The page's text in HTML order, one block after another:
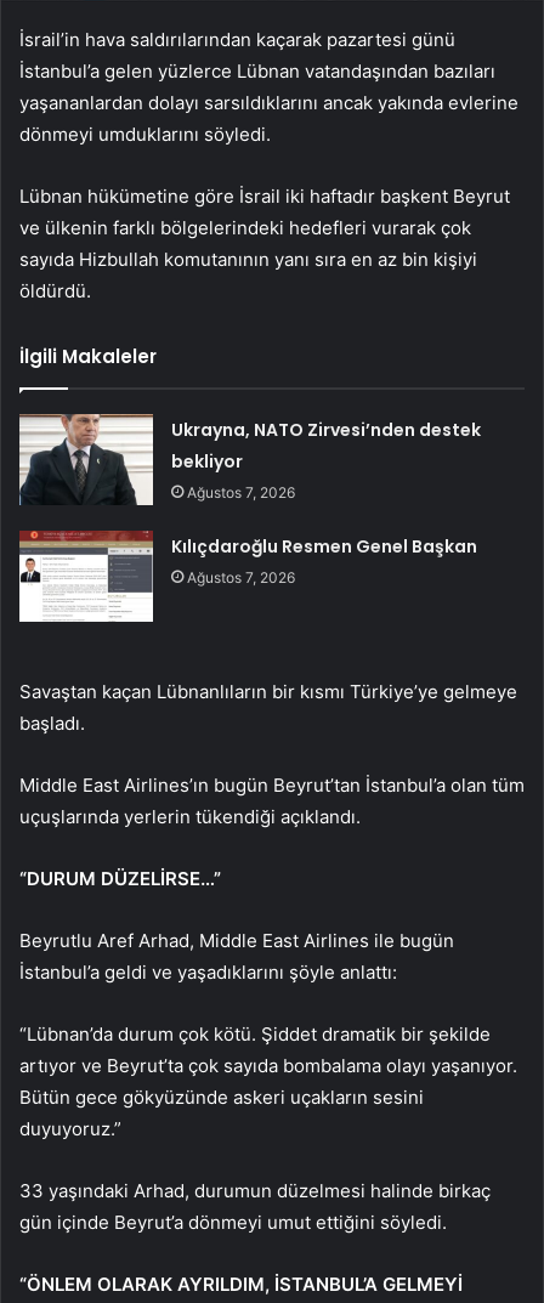
İsrail’in hava saldırılarından kaçarak pazartesi günü
İstanbul’a gelen yüzlerce Lübnan vatandaşından bazıları
yaşananlardan dolayı sarsıldıklarını ancak yakında evlerine
dönmeyi umduklarını söyledi.
Lübnan hükümetine göre İsrail iki haftadır başkent Beyrut
ve ülkenin farklı bölgelerindeki hedefleri vurarak çok
sayıda Hizbullah komutanının yanı sıra en az bin kişiyi
öldürdü.
İlgili Makaleler
Ukrayna, NATO Zirvesi’nden destek
bekliyor
Ağustos 7, 2026
Kılıçdaroğlu Resmen Genel Başkan
Ağustos 7, 2026
Savaştan kaçan Lübnanlıların bir kısmı Türkiye’ye gelmeye
başladı.
Middle East Airlines’ın bugün Beyrut’tan İstanbul’a olan tüm
uçuşlarında yerlerin tükendiği açıklandı.
“DURUM DÜZELİRSE…”
Beyrutlu Aref Arhad, Middle East Airlines ile bugün
İstanbul’a geldi ve yaşadıklarını şöyle anlattı:
“Lübnan’da durum çok kötü. Şiddet dramatik bir şekilde
artıyor ve Beyrut’ta çok sayıda bombalama olayı yaşanıyor.
Bütün gece gökyüzünde askeri uçakların sesini
duyuyoruz.”
33 yaşındaki Arhad, durumun düzelmesi halinde birkaç
gün içinde Beyrut’a dönmeyi umut ettiğini söyledi.
“ÖNLEM OLARAK AYRILDIM, İSTANBUL’A GELMEYİ